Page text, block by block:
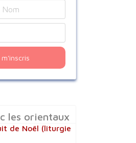
m'inscris
les orientaux
de Noël (liturgie